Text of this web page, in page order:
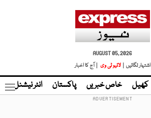
AUGUST 05, 2026
اشتہار لگائیں |
لائیو ٹی وی | آج کا اخبار
کھیل خاص خبریں پاکستان انٹر نیشنل